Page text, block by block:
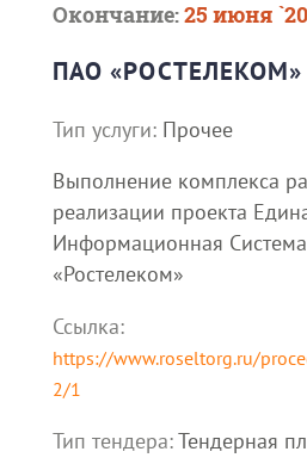
Окончание:25 июня
ПАО «РОСТЕЛЕКОМ»
Тип услуги: Прочее
Выполнение комплекса
реализации проекта
Информационная
«Ростелеком»
Ссылка:
https://www.roseltorg.ru/
2/1
Тип тендера:Тендерная